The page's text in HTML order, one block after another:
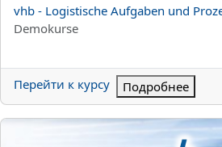
Название курса
vhb - Logistische Aufgaben und
Категория курса
Demokurse
Перейти к курсу Подробнее
vhb - Managing Talent in a Global